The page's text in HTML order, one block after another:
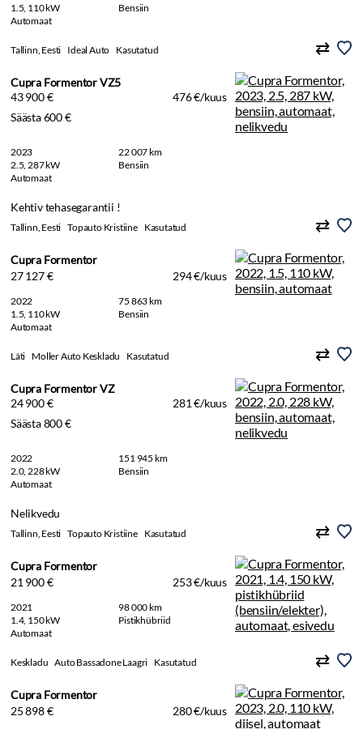
1.5, 110 kW
Bensiin
Automaat
Tallinn, Eesti Ideal Auto Kasutatud
Cupra Formentor VZ5
43 900 €
476 €/kuus
Säästa 600 €
2023
22 007 km
2.5, 287 kW
Bensiin
Automaat
Kehtiv tehasegarantii !
Tallinn, Eesti Topauto Kristiine Kasutatud
Cupra Formentor
27 127 €
294 €/kuus
2022
75 863 km
1.5, 110 kW
Bensiin
Automaat
Läti Moller Auto Keskladu Kasutatud
Cupra Formentor VZ
24 900 €
281 €/kuus
Säästa 800 €
2022
151 945 km
2.0, 228 kW
Bensiin
Automaat
Nelikvedu
Tallinn, Eesti Topauto Kristiine Kasutatud
Cupra Formentor
21 900 €
253 €/kuus
2021
98 000 km
1.4, 150 kW
Pistikhübriid
Automaat
Keskladu Auto Bassadone Laagri Kasutatud
Cupra Formentor
25 898 €
280 €/kuus